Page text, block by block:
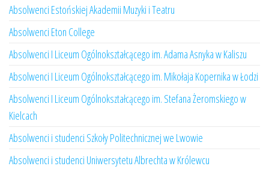
Absolwenci Estońskiej Akademii Muzyki i Teatru
Absolwenci Eton College
Absolwenci I Liceum Ogólnokształcącego im. Adama Asnyka w Kaliszu
Absolwenci I Liceum Ogólnokształcącego im. Mikołaja Kopernika w Łodzi
Absolwenci I Liceum Ogólnokształcącego im. Stefana Żeromskiego w
Kielcach
Absolwenci i studenci Szkoły Politechnicznej we Lwowie
Absolwenci i studenci Uniwersytetu Albrechta w Królewcu